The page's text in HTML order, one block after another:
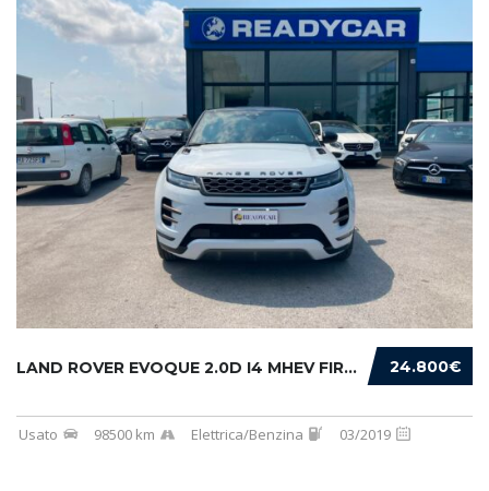
24.800€
LAND ROVER EVOQUE 2.0D I4 MHEV FIRST EDITION...
Usato 98500 km Elettrica/Benzina 03/2019